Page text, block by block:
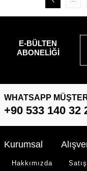
E-BÜLTEN
ABONELIĞI
WHATSAPP
+90 533 140 32
Kurumsal
Hakkımızda
Satış